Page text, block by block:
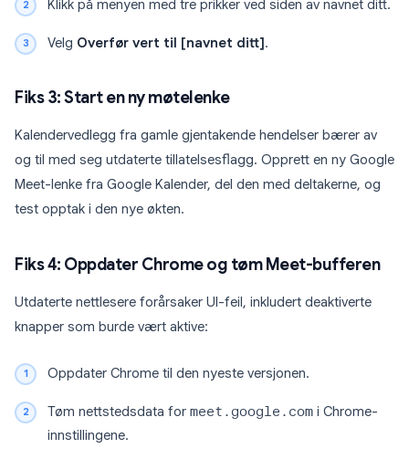
Klikk på menyen med tre prikker ved siden av navnet ditt.
Velg Overfør vert til [navnet ditt].
Fiks 3: Start en ny møtelenke
Kalendervedlegg fra gamle gjentakende hendelser bærer av
og til med seg utdaterte tillatelsesflagg. Opprett en ny Google
Meet-lenke fra Google Kalender, del den med deltakerne, og
test opptak i den nye økten.
Fiks 4: Oppdater Chrome og tøm Meet-bufferen
Utdaterte nettlesere forårsaker UI-feil, inkludert deaktiverte
knapper som burde vært aktive:
Oppdater Chrome til den nyeste versjonen.
Tøm nettstedsdata for meet.google.com i Chrome-
innstillingene.